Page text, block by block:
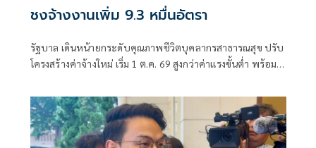
ชงจ้างงานเพิ่ม 9.3 หมื่นอัตรา
รัฐบาล เดินหน้ายกระดับคุณภาพชีวิตบุคลากรสาธารณสุข ปรับ
โครงสร้างค่าจ้างใหม่ เริ่ม 1 ต.ค. 69 สูงกว่าค่าแรงขั้นต่ำ พร้อม